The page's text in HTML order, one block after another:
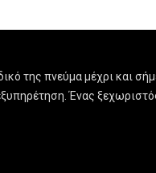
της πνεύμα μέχρι και
Ένας